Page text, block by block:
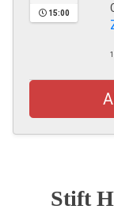
15:00
Stift